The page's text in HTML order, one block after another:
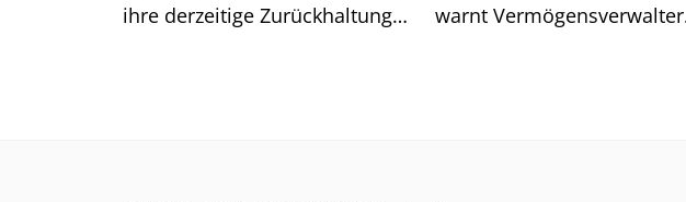
ihre derzeitige Zurückhaltung
warnt Vermögensverwalter